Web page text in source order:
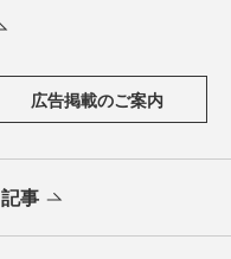
広告掲載のご案内
記事